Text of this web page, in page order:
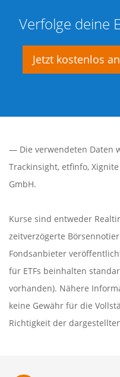
Verfolge deine
Jetzt kostenlos
— Die verwendeten Daten
Trackinsight, etfinfo,
GmbH.
Kurse sind entweder
zeitverzögerte
Fondsanbieter
für ETFs beinhalten
vorhanden). Nähere
keine Gewähr für die
Richtigkeit der